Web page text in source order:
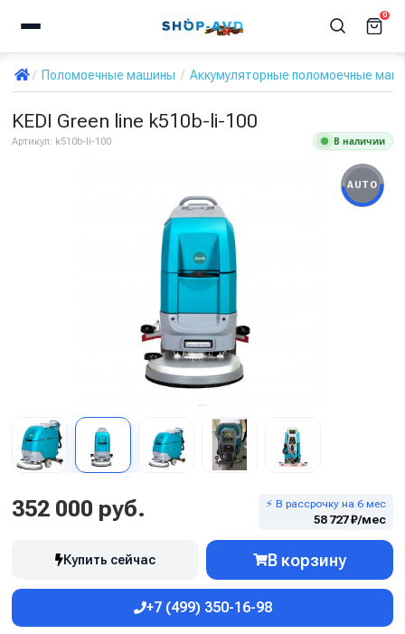
0
Поломоечные машины Аккумуляторные поломоечные
KEDI Green line k510b-li-100
Артикул: k510b-li-100 В наличии
AUTO
352 000 руб. ⚡ В рассрочку на 6 мес
58 727 ₽/мес
Купить сейчас В корзину
+7 (499) 350-16-98